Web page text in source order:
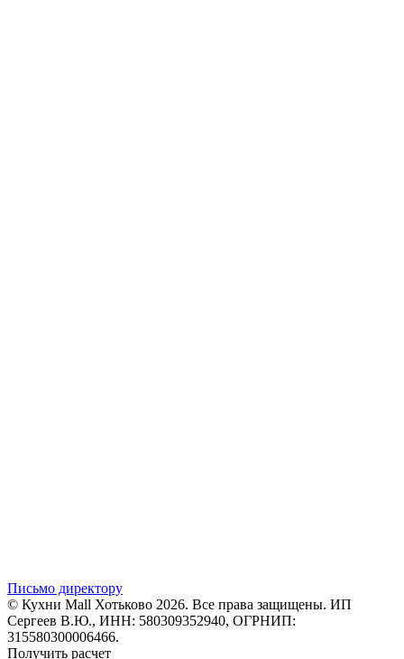
Письмо директору
© Кухни Mall Хотьково 2026. Все права защищены. ИП
Сергеев В.Ю., ИНН: 580309352940, ОГРНИП:
315580300006466.
Получить расчет